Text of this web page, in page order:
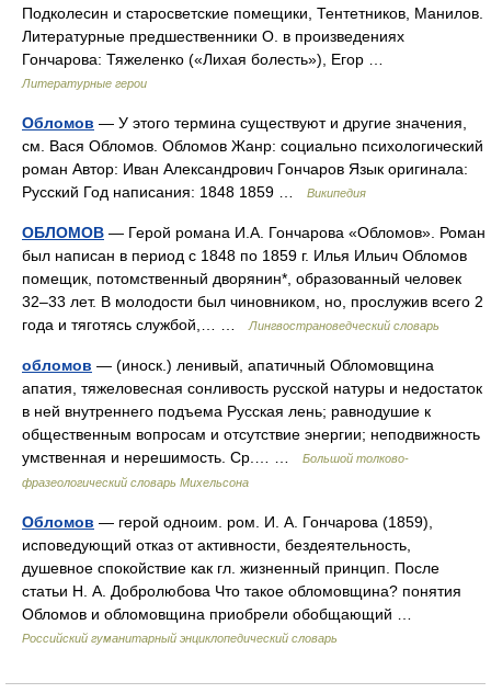
Подколесин и старосветские помещики, Тентетников, Манилов.
Литературные предшественники О. в произведениях
Гончарова: Тяжеленко («Лихая болесть»), Егор …
Литературные герои
Обломов — У этого термина существуют и другие значения,
см. Вася Обломов. Обломов Жанр: социально психологический
роман Автор: Иван Александрович Гончаров Язык оригинала:
Русский Год написания: 1848 1859 …
Википедия
ОБЛОМОВ — Герой романа И.А. Гончарова «Обломов». Роман
был написан в период с 1848 по 1859 г. Илья Ильич Обломов
помещик, потомственный дворянин*, образованный человек
32–33 лет. В молодости был чиновником, но, прослужив всего 2
года и тяготясь службой,… …
Лингвострановедческий словарь
обломов — (иноск.) ленивый, апатичный Обломовщина
апатия, тяжеловесная сонливость русской натуры и недостаток
в ней внутреннего подъема Русская лень; равнодушие к
общественным вопросам и отсутствие энергии; неподвижность
умственная и нерешимость. Ср.… …
Большой толково-
фразеологический словарь Михельсона
Обломов — герой одноим. ром. И. А. Гончарова (1859),
исповедующий отказ от активности, бездеятельность,
душевное спокойствие как гл. жизненный принцип. После
статьи Н. А. Добролюбова Что такое обломовщина? понятия
Обломов и обломовщина приобрели обобщающий …
Российский гуманитарный энциклопедический словарь